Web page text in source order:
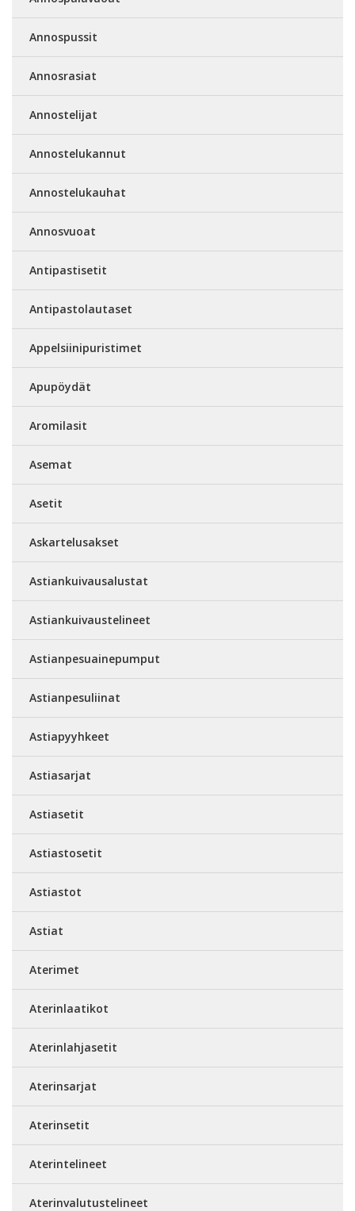
Annospussit
Annosrasiat
Annostelijat
Annostelukannut
Annostelukauhat
Annosvuoat
Antipastisetit
Antipastolautaset
Appelsiinipuristimet
Apupöydät
Aromilasit
Asemat
Asetit
Askartelusakset
Astiankuivausalustat
Astiankuivaustelineet
Astianpesuainepumput
Astianpesuliinat
Astiapyyhkeet
Astiasarjat
Astiasetit
Astiastosetit
Astiastot
Astiat
Aterimet
Aterinlaatikot
Aterinlahjasetit
Aterinsarjat
Aterinsetit
Aterintelineet
Aterinvalutustelineet